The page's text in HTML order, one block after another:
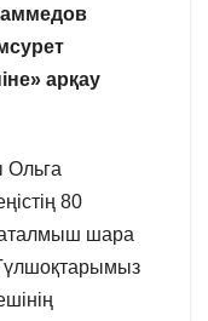
арқау
Ольга
80
аталмыш шара